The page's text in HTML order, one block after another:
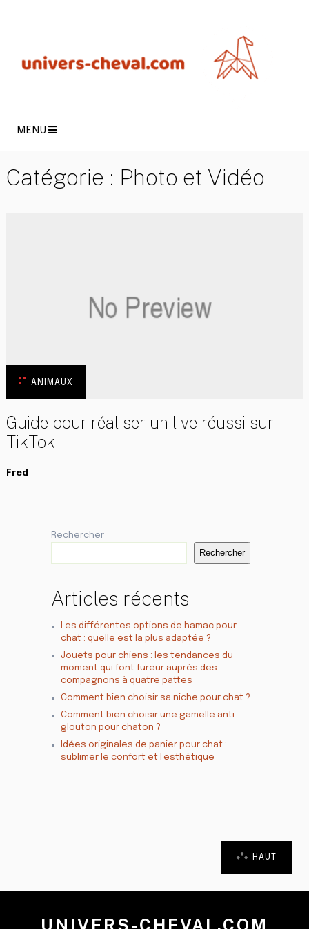
MENU
Catégorie : Photo et Vidéo
ANIMAUX
Guide pour réaliser un live réussi sur
TikTok
Fred
Rechercher
Rechercher
Articles récents
Les différentes options de hamac pour
chat : quelle est la plus adaptée ?
Jouets pour chiens : les tendances du
moment qui font fureur auprès des
compagnons à quatre pattes
Comment bien choisir sa niche pour chat ?
Comment bien choisir une gamelle anti
glouton pour chaton ?
Idées originales de panier pour chat :
sublimer le confort et l’esthétique
HAUT
UNIVERS-CHEVAL.COM